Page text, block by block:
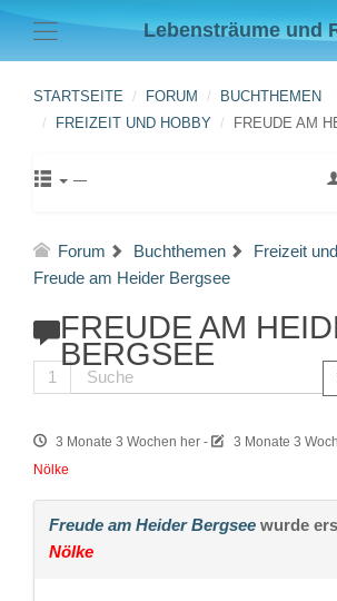
Lebensträume und
STARTSEITE FORUM
BUCHTHEMEN
FREIZEIT UND HOBBY
FREUDE AM
Forum Buchthemen
Freizeit
Freude am Heider Bergsee
FREUDE AM
BERGSEE
1
3 Monate 3 Wochen her - 3 Monate 3
Nölke
Freude am Heider Bergsee wurde
Nölke